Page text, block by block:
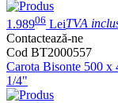
1.98906 LeiTVA
Contactează-ne
Cod BT2000557
Carota Bisonte 500 x
1/4"